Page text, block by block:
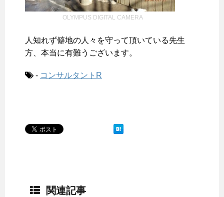
OLYMPUS DIGITAL CAMERA
人知れず僻地の人々を守って頂いている先生
方、本当に有難うございます。
- コンサルタントR
関連記事